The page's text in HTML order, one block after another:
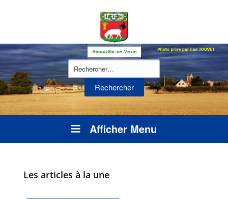
Rechercher :
Afficher Menu
Les articles à la une